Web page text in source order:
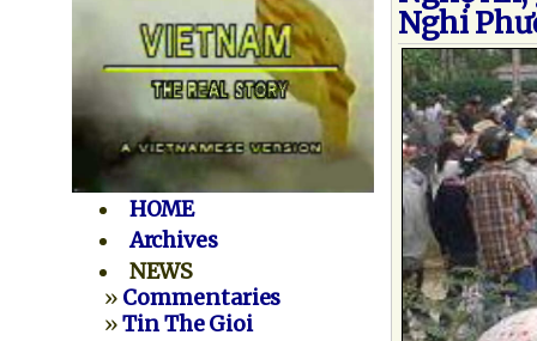
HOME
Archives
NEWS
» Commentaries
»Tin The Gioi
Nghi